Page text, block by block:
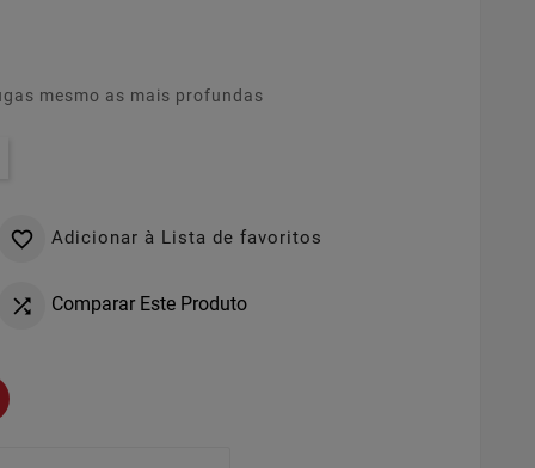
mesmo as mais profundas
 Adicionar à Lista de favoritos
 Comparar Este Produto